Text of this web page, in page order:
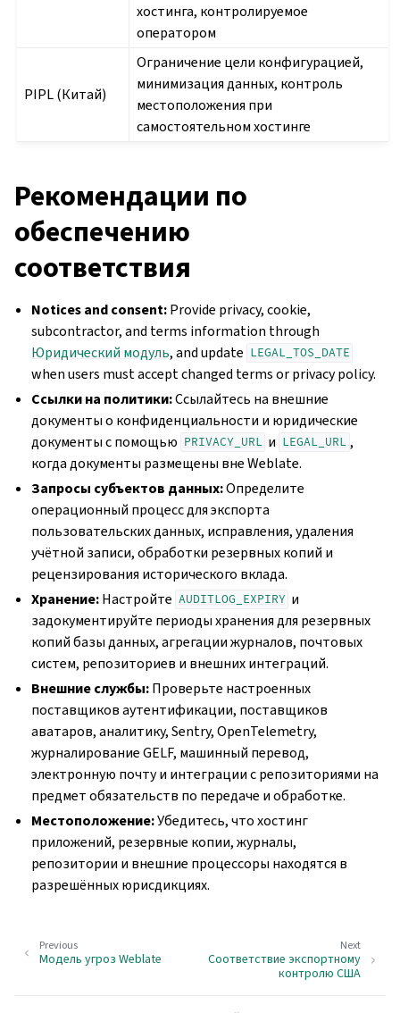
хостинга, контролируемое
оператором
PIPL (Китай)
Ограничение цели конфигурацией,
минимизация данных, контроль
местоположения при
самостоятельном хостинге
Рекомендации по
обеспечению
соответствия
Notices and consent:Provide privacy, cookie,
subcontractor, and terms information through
Юридический модуль, and update LEGAL_TOS_DATE
when users must accept changed terms or privacy policy.
Ссылки на политики:Ссылайтесь на внешние
документы о конфиденциальности и юридические
документы с помощью PRIVACY_URL и LEGAL_URL ,
когда документы размещены вне Weblate.
Запросы субъектов данных:Определите
операционный процесс для экспорта
пользовательских данных, исправления, удаления
учётной записи, обработки резервных копий и
рецензирования исторического вклада.
Хранение:Настройте AUDITLOG_EXPIRY и
задокументируйте периоды хранения для резервных
копий базы данных, агрегации журналов, почтовых
систем, репозиториев и внешних интеграций.
Внешние службы:Проверьте настроенных
поставщиков аутентификации, поставщиков
аватаров, аналитику, Sentry, OpenTelemetry,
журналирование GELF, машинный перевод,
электронную почту и интеграции с репозиториями на
предмет обязательств по передаче и обработке.
Местоположение:Убедитесь, что хостинг
приложений, резервные копии, журналы,
репозитории и внешние процессоры находятся в
разрешённых юрисдикциях.
Next
Соответствие экспортному
контролю США
Previous
Модель угроз Weblate